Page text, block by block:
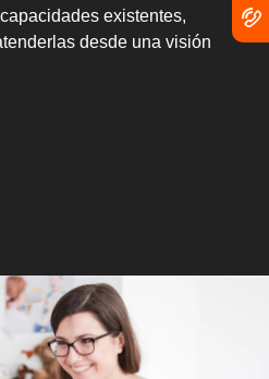
existentes,
desde una visión